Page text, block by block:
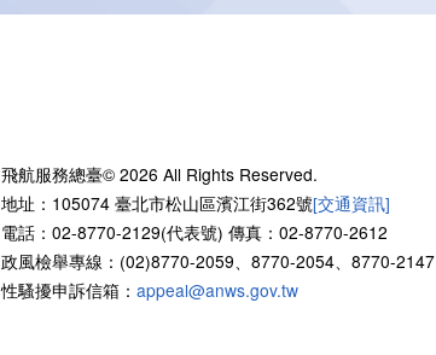
飛航服務總臺© 2026 All Rights Reserved.
地址：105074 臺北市松山區濱江街362號[交通資訊]
電話：02-8770-2129(代表號) 傳真：02-8770-2612
政風檢舉專線：(02)8770-2059、8770-2054、8770-2147
性騷擾申訴信箱： appeal@anws.gov.tw